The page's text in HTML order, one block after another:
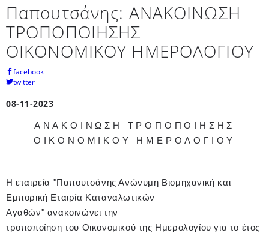
Παπουτσάνης: ΑΝΑΚΟΙΝΩΣΗ
ΤΡΟΠΟΠΟΙΗΣΗΣ
ΟΙΚΟΝΟΜΙΚΟΥ ΗΜΕΡΟΛΟΓΙΟΥ
facebook
twitter
08-11-2023
ΑΝΑΚΟΙΝΩΣΗ ΤΡΟΠΟΠΟΙΗΣΗΣ
ΟΙΚΟΝΟΜΙΚΟΥ ΗΜΕΡΟΛΟΓΙΟΥ
Η εταιρεία "Παπουτσάνης Ανώνυμη Βιομηχανική και
Εμπορική Εταιρία Καταναλωτικών
Αγαθών" ανακοινώνει την
τροποποίηση του Οικονομικού της Ημερολογίου για το έτος